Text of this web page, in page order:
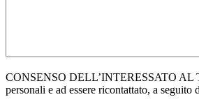
CONSENSO DELL’INTERESSATO AL
personali e ad essere ricontattato, a